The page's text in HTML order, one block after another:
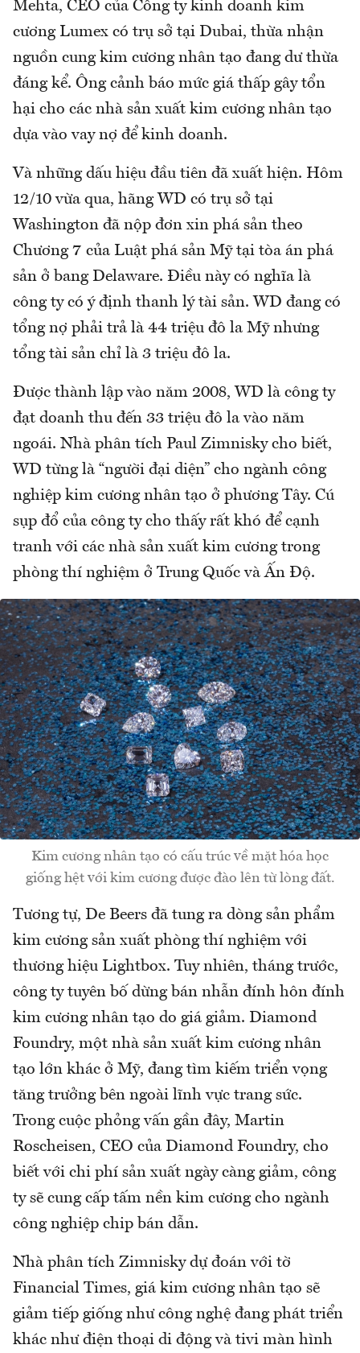
Mehta, CEO của Công ty kinh doanh kim
cương Lumex có trụ sở tại Dubai, thừa nhận
nguồn cung kim cương nhân tạo đang dư thừa
đáng kể. Ông cảnh báo mức giá thấp gây tổn
hại cho các nhà sản xuất kim cương nhân tạo
dựa vào vay nợ để kinh doanh.
Và những dấu hiệu đầu tiên đã xuất hiện. Hôm
12/10 vừa qua, hãng WD có trụ sở tại
Washington đã nộp đơn xin phá sản theo
Chương 7 của Luật phá sản Mỹ tại tòa án phá
sản ở bang Delaware. Điều này có nghĩa là
công ty có ý định thanh lý tài sản. WD đang có
tổng nợ phải trả là 44 triệu đô la Mỹ nhưng
tổng tài sản chỉ là 3 triệu đô la.
Được thành lập vào năm 2008, WD là công ty
đạt doanh thu đến 33 triệu đô la vào năm
ngoái. Nhà phân tích Paul Zimnisky cho biết,
WD từng là “người đại diện” cho ngành công
nghiệp kim cương nhân tạo ở phương Tây. Cú
sụp đổ của công ty cho thấy rất khó để cạnh
tranh với các nhà sản xuất kim cương trong
phòng thí nghiệm ở Trung Quốc và Ấn Độ.
Kim cương nhân tạo có cấu trúc về mặt hóa học
giống hệt với kim cương được đào lên từ lòng đất.
Tương tự, De Beers đã tung ra dòng sản phẩm
kim cương sản xuất phòng thí nghiệm với
thương hiệu Lightbox. Tuy nhiên, tháng trước,
công ty tuyên bố dừng bán nhẫn đính hôn đính
kim cương nhân tạo do giá giảm. Diamond
Foundry, một nhà sản xuất kim cương nhân
tạo lớn khác ở Mỹ, đang tìm kiếm triển vọng
tăng trưởng bên ngoài lĩnh vực trang sức.
Trong cuộc phỏng vấn gần đây, Martin
Roscheisen, CEO của Diamond Foundry, cho
biết với chi phí sản xuất ngày càng giảm, công
ty sẽ cung cấp tấm nền kim cương cho ngành
công nghiệp chip bán dẫn.
Nhà phân tích Zimnisky dự đoán với tờ
Financial Times, giá kim cương nhân tạo sẽ
giảm tiếp giống như công nghệ đang phát triển
khác như điện thoại di động và tivi màn hình